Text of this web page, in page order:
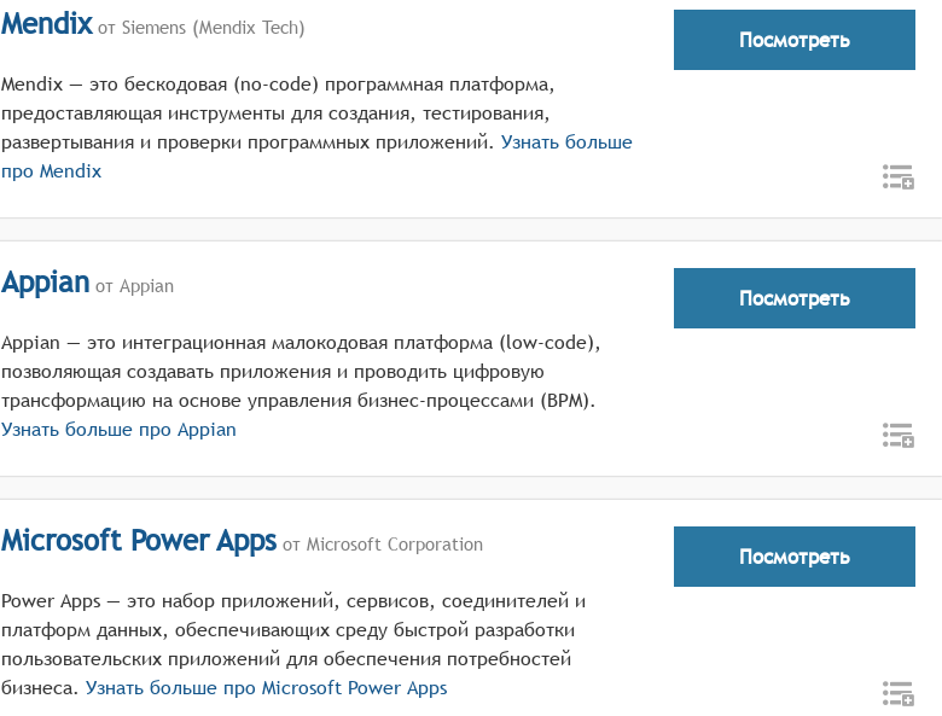
Mendixот Siemens (Mendix Tech)
Mendix — это бескодовая (no-code) программная платформа,
предоставляющая инструменты для создания, тестирования,
развертывания и проверки программных приложений. Узнать больше
про Mendix
Посмотреть
Appian от Appian
Appian — это интеграционная малокодовая платформа (low-code),
позволяющая создавать приложения и проводить цифровую
трансформацию на основе управления бизнес-процессами (BPM).
Узнать больше про Appian
Посмотреть
Microsoft Power Apps от Microsoft Corporation
Power Apps — это набор приложений, сервисов, соединителей и
платформ данных, обеспечивающих среду быстрой разработки
пользовательских приложений для обеспечения потребностей
бизнеса. Узнать больше про Microsoft Power Apps
Посмотреть